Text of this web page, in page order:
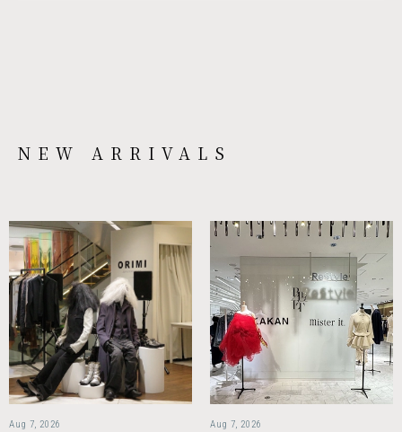
NEW ARRIVALS
Aug 7, 2026 Aug 7, 2026